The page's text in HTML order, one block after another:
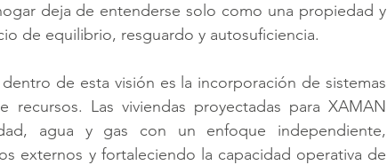
deja de entenderse solo como una propiedad y
de equilibrio, resguardo y autosuficiencia.
de esta visión es la incorporación de sistemas
Las viviendas proyectadas para XAMAN
agua y gas con un enfoque independiente,
externos y fortaleciendo la capacidad operativa de